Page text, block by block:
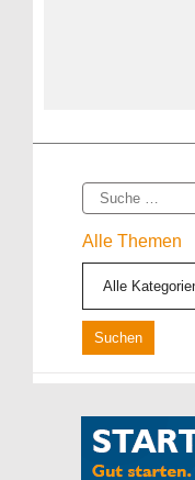
Suche
Alle Themen